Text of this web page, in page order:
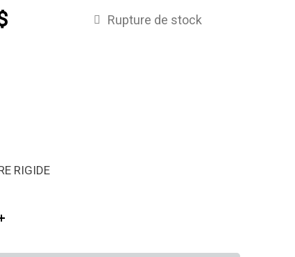
Rupture de stock
RIGIDE